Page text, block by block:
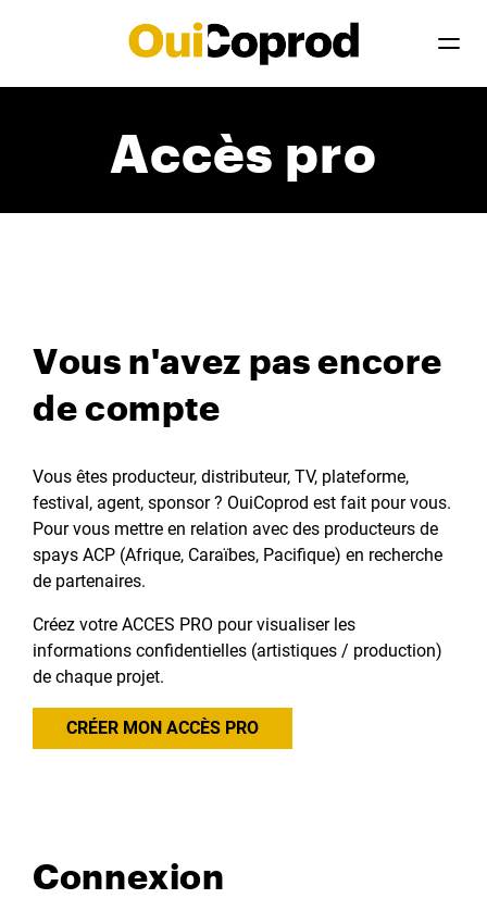
Accès pro
Vous n'avez pas encore
de compte
Vous êtes producteur, distributeur, TV, plateforme,
festival, agent, sponsor ? OuiCoprod est fait pour vous.
Pour vous mettre en relation avec des producteurs de
spays ACP (Afrique, Caraïbes, Pacifique) en recherche
de partenaires.
Créez votre ACCES PRO pour visualiser les
informations confidentielles (artistiques / production)
de chaque projet.
CRÉER MON ACCÈS PRO
Connexion